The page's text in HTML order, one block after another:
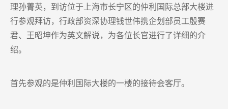
理孙菁英，到访位于上海市长宁区的仲利国际总部大楼进
行参观拜访，行政部资深协理钱世伟携企划部员工殷赛
君、王昭坤作为英文解说，为各位长官进行了详细的介
绍。
首先参观的是仲利国际大楼的一楼的接待会客厅。